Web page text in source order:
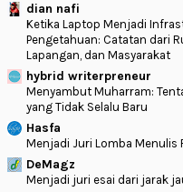
dian nafi
Ketika Laptop Menjadi
Pengetahuan: Catatan dari
Lapangan, dan Masyarakat
hybrid writerpreneur
Menyambut Muharram:
yang Tidak Selalu Baru
Hasfa
Menjadi Juri Lomba Menulis
DeMagz
Menjadi juri esai dari jarak